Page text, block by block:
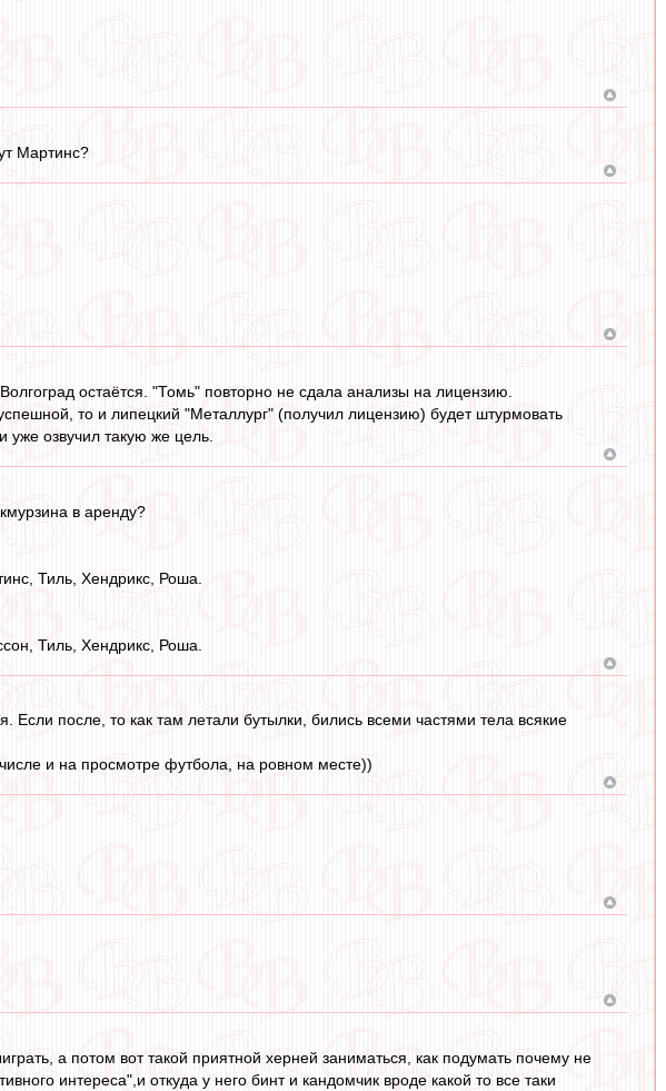
Мартинс?
остаётся. "Томь" повторно не сдала анализы на лицензию.
то и липецкий "Металлург" (получил лицензию) будет штурмовать
озвучил такую же цель.
в аренду?
Тиль, Хендрикс, Роша.
Тиль, Хендрикс, Роша.
после, то как там летали бутылки, бились всеми частями тела всякие
и на просмотре футбола, на ровном месте))
а потом вот такой приятной херней заниматься, как подумать почему не
интереса",и откуда у него бинт и кандомчик вроде какой то все таки